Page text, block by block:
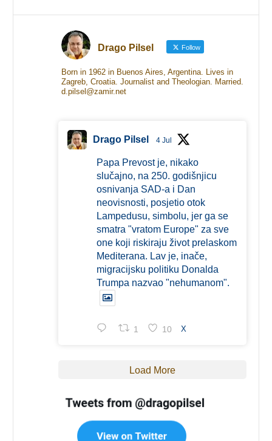
Drago Pilsel Follow
Born in 1962 in Buenos Aires, Argentina. Lives in
Zagreb, Croatia. Journalist and Theologian. Married.
d.pilsel@zamir.net
Drago Pilsel 4 Jul
Papa Prevost je, nikako
slučajno, na 250. godišnjicu
osnivanja SAD-a i Dan
neovisnosti, posjetio otok
Lampedusu, simbolu, jer ga se
smatra "vratom Europe" za sve
one koji riskiraju život prelaskom
Mediterana. Lav je, inače,
migracijsku politiku Donalda
Trumpa nazvao "nehumanom".
1 10 X
Load More